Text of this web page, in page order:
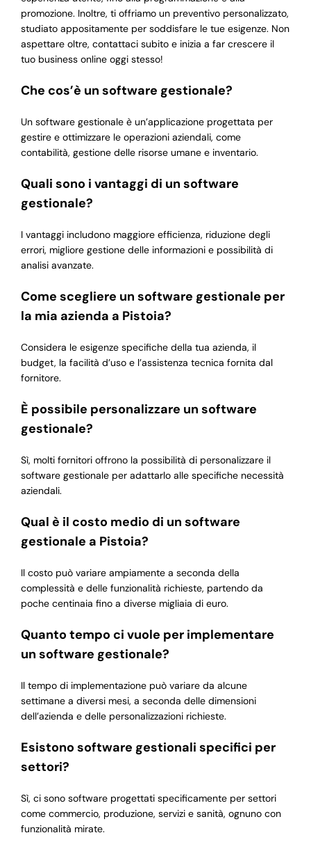
promozione. Inoltre, ti offriamo un preventivo personalizzato,
studiato appositamente per soddisfare le tue esigenze. Non
aspettare oltre, contattaci subito e inizia a far crescere il
tuo business online oggi stesso!
Che cos’è un software gestionale?
Un software gestionale è un’applicazione progettata per
gestire e ottimizzare le operazioni aziendali, come
contabilità, gestione delle risorse umane e inventario.
Quali sono i vantaggi di un software
gestionale?
I vantaggi includono maggiore efficienza, riduzione degli
errori, migliore gestione delle informazioni e possibilità di
analisi avanzate.
Come scegliere un software gestionale per
la mia azienda a Pistoia?
Considera le esigenze specifiche della tua azienda, il
budget, la facilità d’uso e l’assistenza tecnica fornita dal
fornitore.
È possibile personalizzare un software
gestionale?
Sì, molti fornitori offrono la possibilità di personalizzare il
software gestionale per adattarlo alle specifiche necessità
aziendali.
Qual è il costo medio di un software
gestionale a Pistoia?
Il costo può variare ampiamente a seconda della
complessità e delle funzionalità richieste, partendo da
poche centinaia fino a diverse migliaia di euro.
Quanto tempo ci vuole per implementare
un software gestionale?
Il tempo di implementazione può variare da alcune
settimane a diversi mesi, a seconda delle dimensioni
dell’azienda e delle personalizzazioni richieste.
Esistono software gestionali specifici per
settori?
Sì, ci sono software progettati specificamente per settori
come commercio, produzione, servizi e sanità, ognuno con
funzionalità mirate.